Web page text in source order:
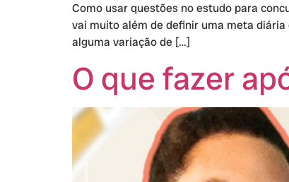
Como usar questões no estudo para
vai muito além de definir uma meta
alguma variação de […]
O que fazer